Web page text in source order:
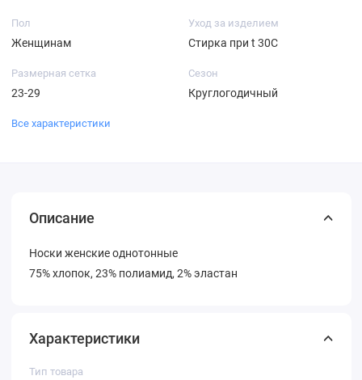
Пол
Женщинам
Уход за изделием
Стирка при t 30С
Размерная сетка
23-29
Сезон
Круглогодичный
Все характеристики
Описание
Носки женские однотонные
75% хлопок, 23% полиамид, 2% эластан
Характеристики
Тип товара